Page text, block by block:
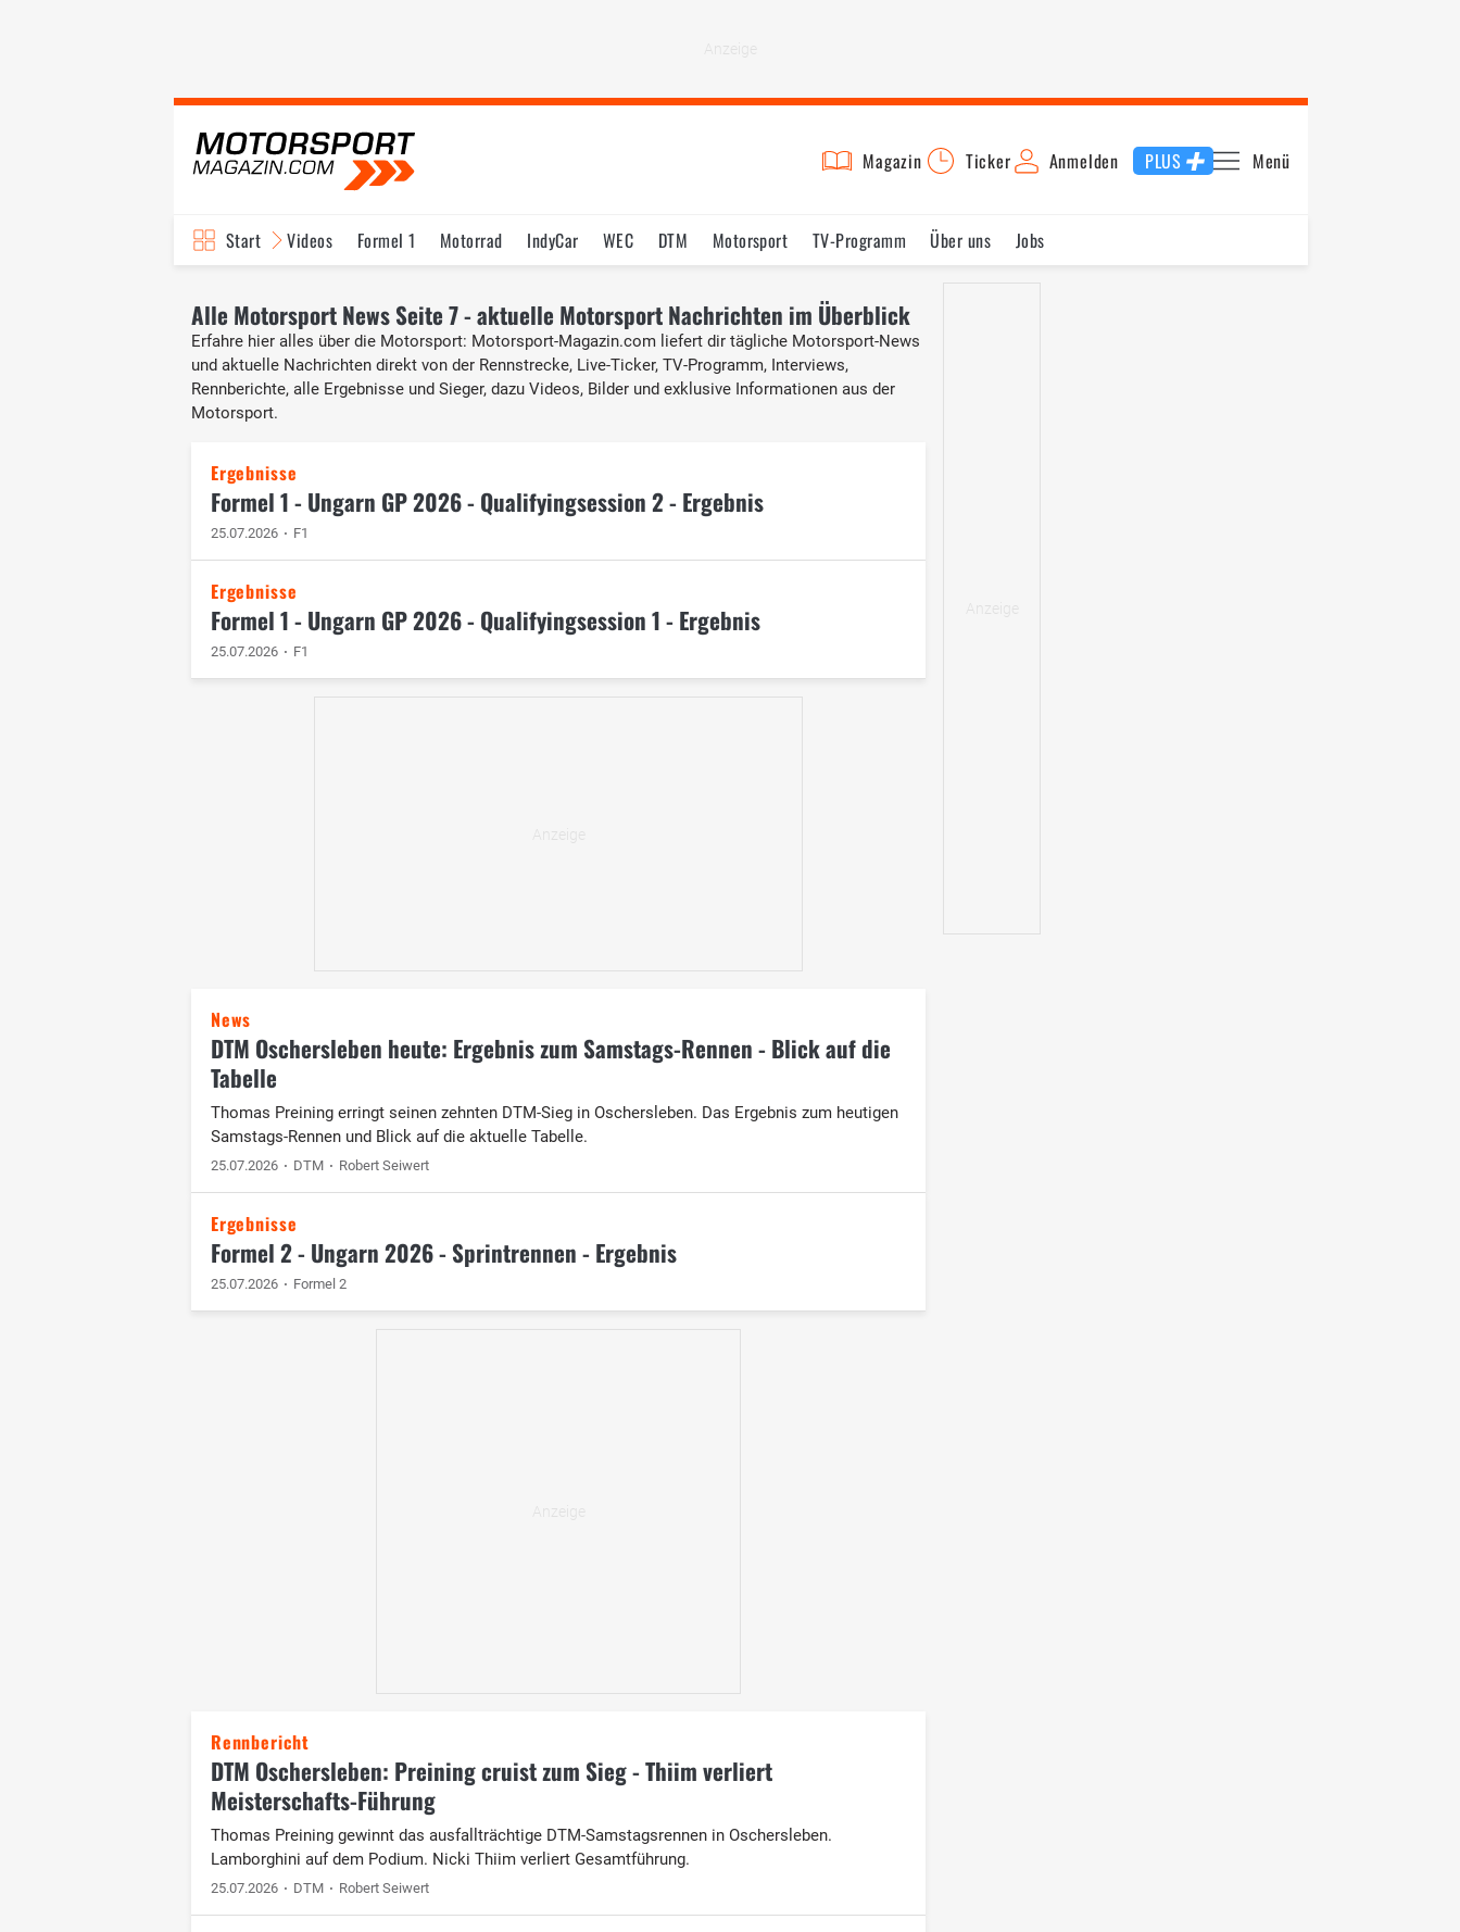
Magazin Ticker Anmelden PLUS Menü
Start Videos Formel 1 Motorrad IndyCar WEC DTM Motorsport TV-Programm Über uns Jobs
Alle Motorsport News Seite 7 - aktuelle Motorsport Nachrichten im Überblick
Erfahre hier alles über die Motorsport: Motorsport-Magazin.com liefert dir tägliche Motorsport-News
und aktuelle Nachrichten direkt von der Rennstrecke, Live-Ticker, TV-Programm, Interviews,
Rennberichte, alle Ergebnisse und Sieger, dazu Videos, Bilder und exklusive Informationen aus der
Motorsport.
Ergebnisse
Formel 1 - Ungarn GP 2026 - Qualifyingsession 2 - Ergebnis
25.07.2026 F1
Ergebnisse
Formel 1 - Ungarn GP 2026 - Qualifyingsession 1 - Ergebnis
25.07.2026 F1
News
DTM Oschersleben heute: Ergebnis zum Samstags-Rennen - Blick auf die
Tabelle
Thomas Preining erringt seinen zehnten DTM-Sieg in Oschersleben. Das Ergebnis zum heutigen
Samstags-Rennen und Blick auf die aktuelle Tabelle.
25.07.2026 DTM Robert Seiwert
Ergebnisse
Formel 2 - Ungarn 2026 - Sprintrennen - Ergebnis
25.07.2026 Formel 2
Rennbericht
DTM Oschersleben: Preining cruist zum Sieg - Thiim verliert
Meisterschafts-Führung
Thomas Preining gewinnt das ausfallträchtige DTM-Samstagsrennen in Oschersleben.
Lamborghini auf dem Podium. Nicki Thiim verliert Gesamtführung.
25.07.2026 DTM Robert Seiwert